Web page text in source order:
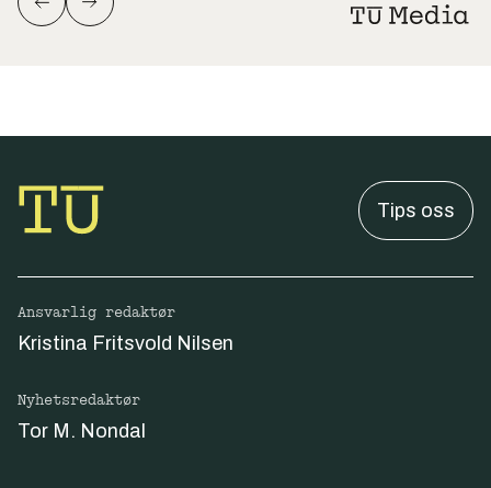
Tips oss
Ansvarlig redaktør
Kristina Fritsvold Nilsen
Nyhetsredaktør
Tor M. Nondal